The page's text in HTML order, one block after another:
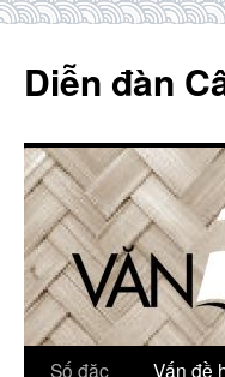
content
Diễn đàn
Số đặc
Vấn đề